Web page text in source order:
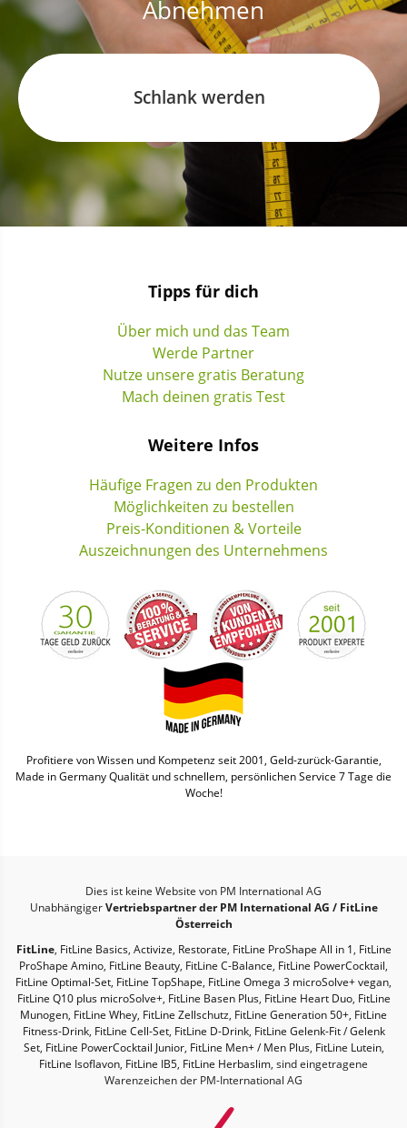
Abnehmen
Schlank werden
Tipps für dich
Über mich und das Team
Werde Partner
Nutze unsere gratis Beratung
Mach deinen gratis Test
Weitere Infos
Häufige Fragen zu den Produkten
Möglichkeiten zu bestellen
Preis-Konditionen & Vorteile
Auszeichnungen des Unternehmens
Profitiere von Wissen und Kompetenz seit 2001, Geld-zurück-Garantie,
Made in Germany Qualität und schnellem, persönlichen Service 7 Tage die
Woche!
Dies ist keine Website von PM International AG
UnabhängigerVertriebspartner der PM International AG / FitLine
Österreich
FitLine, FitLine Basics, Activize, Restorate, FitLine ProShape All in 1, FitLine
ProShape Amino, FitLine Beauty, FitLine C-Balance, FitLine PowerCocktail,
FitLine Optimal-Set, FitLine TopShape, FitLine Omega 3 microSolve+ vegan,
FitLine Q10 plus microSolve+, FitLine Basen Plus, FitLine Heart Duo, FitLine
Munogen, FitLine Whey, FitLine Zellschutz, FitLine Generation 50+, FitLine
Fitness-Drink, FitLine Cell-Set, FitLine D-Drink, FitLine Gelenk-Fit / Gelenk
Set, FitLine PowerCocktail Junior, FitLine Men+ / Men Plus, FitLine Lutein,
FitLine Isoflavon, FitLine IB5, FitLine Herbaslim, sind eingetragene
Warenzeichen der PM-International AG